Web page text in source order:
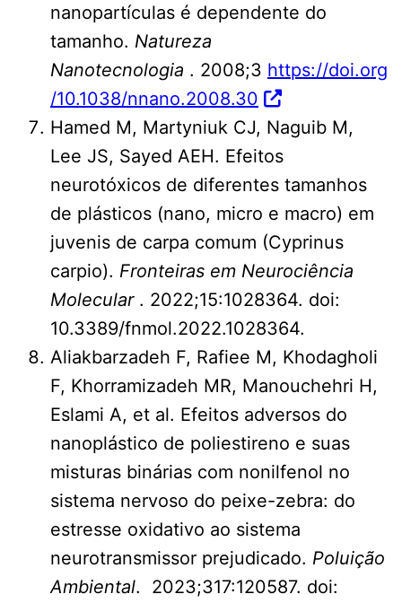
nanopartículas é dependente do
tamanho. Natureza
Nanotecnologia . 2008;3 https://doi.org
/10.1038/nnano.2008.30
Hamed M, Martyniuk CJ, Naguib M,
Lee JS, Sayed AEH. Efeitos
neurotóxicos de diferentes tamanhos
de plásticos (nano, micro e macro) em
juvenis de carpa comum (Cyprinus
carpio). Fronteiras em Neurociência
Molecular. 2022;15:1028364. doi:
10.3389/fnmol.2022.1028364.
Aliakbarzadeh F, Rafiee M, Khodagholi
F, Khorramizadeh MR, Manouchehri H,
Eslami A, et al. Efeitos adversos do
nanoplástico de poliestireno e suas
misturas binárias com nonilfenol no
sistema nervoso do peixe-zebra: do
estresse oxidativo ao sistema
neurotransmissor prejudicado. Poluição
Ambiental. 2023;317:120587. doi: